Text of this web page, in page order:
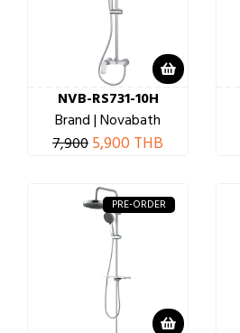
NVB-RS731-10H
Brand | Novabath
7,9005,900 THB
PRE-ORDER